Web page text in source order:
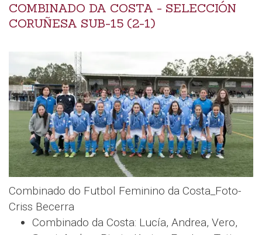
COMBINADO DA COSTA - SELECCIÓN
CORUÑESA SUB-15 (2-1)
Combinado do Futbol Feminino da Costa_Foto-
Criss Becerra
Combinado da Costa: Lucía, Andrea, Vero,